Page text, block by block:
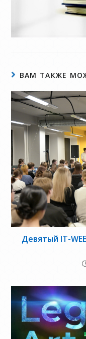
ВАМ ТАКЖЕ
Девятый IT-